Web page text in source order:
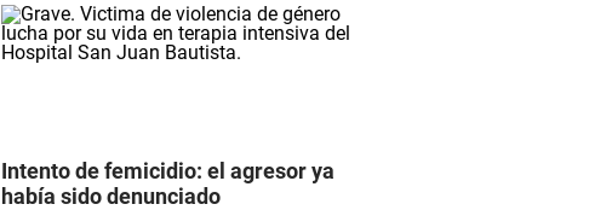
Intento de femicidio: el agresor ya
había sido denunciado